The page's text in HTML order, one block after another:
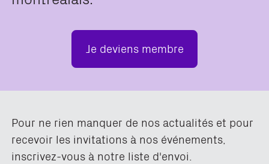
Je deviens membre
Pour ne rien manquer de nos actualités et pour
recevoir les invitations à nos événements,
inscrivez-vous à notre liste d'envoi.